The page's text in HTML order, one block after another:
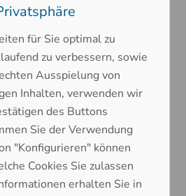
für Sie optimal zu
zu verbessern, sowie
Ausspielung von
Inhalten, verwenden wir
des Buttons
Sie der Verwendung
"Konfigurieren" können
Cookies Sie zulassen
erhalten Sie in